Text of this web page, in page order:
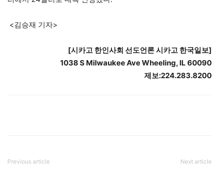
<김승재 기자>
[시카고 한인사회 선도언론 시카고 한국일보]
1038 S Milwaukee Ave Wheeling, IL 60090
제보:224.283.8200
Previous article Next article